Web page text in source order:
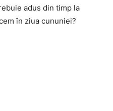
adus din timp la
în ziua cununiei?